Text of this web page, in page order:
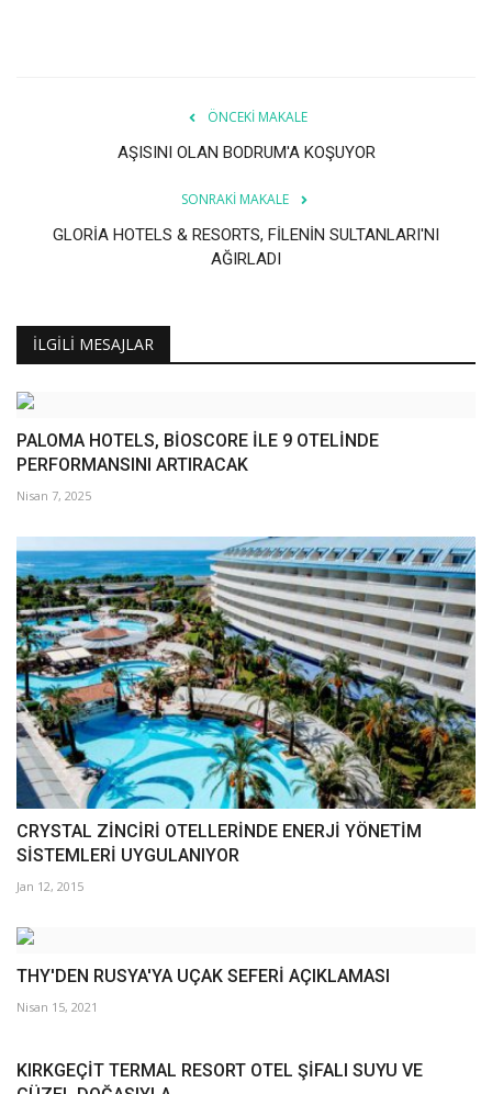
ÖNCEKI MAKALE
AŞISINI OLAN BODRUM'A KOŞUYOR
SONRAKI MAKALE
GLORİA HOTELS & RESORTS, FİLENİN SULTANLARI'NI
AĞIRLADI
İLGILI MESAJLAR
PALOMA HOTELS, BİOSCORE İLE 9 OTELİNDE
PERFORMANSINI ARTIRACAK
Nisan 7, 2025
CRYSTAL ZİNCİRİ OTELLERİNDE ENERJİ YÖNETİM
SİSTEMLERİ UYGULANIYOR
Jan 12, 2015
THY'DEN RUSYA'YA UÇAK SEFERİ AÇIKLAMASI
Nisan 15, 2021
KIRKGEÇİT TERMAL RESORT OTEL ŞİFALI SUYU VE